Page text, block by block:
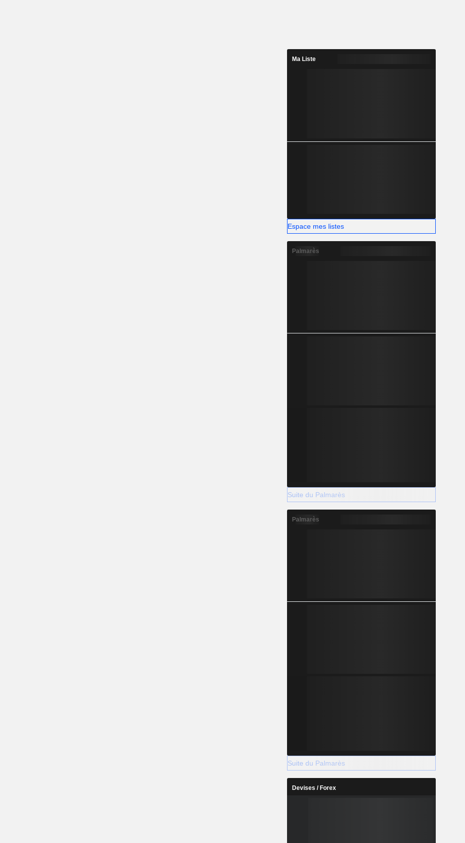
Ma Liste
Espace mes listes
Palmarès
Suite du Palmarès
Palmarès
Suite du Palmarès
Devises / Forex